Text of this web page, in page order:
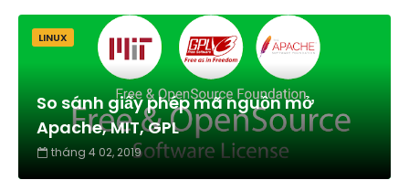
LINUX
So sánh giấy phép mã nguồn mở
Apache, MIT, GPL
tháng 4 02, 2019